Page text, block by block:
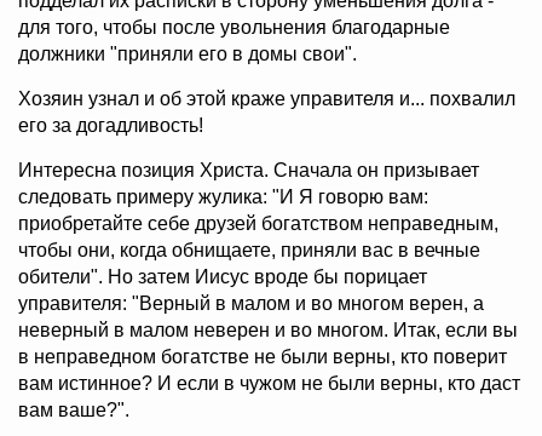
для того, чтобы после увольнения благодарные
должники "приняли его в домы свои".
Хозяин узнал и об этой краже управителя и... похвалил
его за догадливость!
Интересна позиция Христа. Сначала он призывает
следовать примеру жулика: "И Я говорю вам:
приобретайте себе друзей богатством неправедным,
чтобы они, когда обнищаете, приняли вас в вечные
обители". Но затем Иисус вроде бы порицает
управителя: "Верный в малом и во многом верен, а
неверный в малом неверен и во многом. Итак, если вы
в неправедном богатстве не были верны, кто поверит
вам истинное? И если в чужом не были верны, кто даст
вам ваше?".